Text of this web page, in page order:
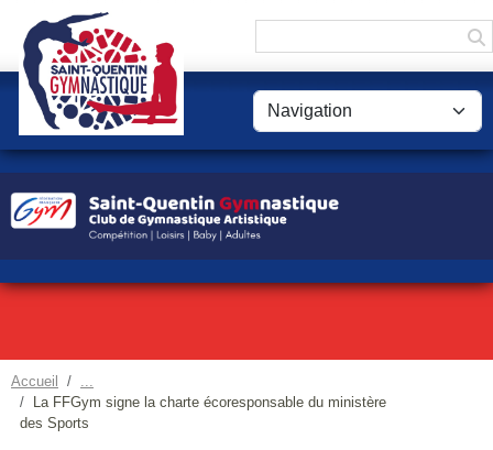
Accueil
La FFGym signe la charte écoresponsable du ministère
des Sports
Panneau de gestion des cookies